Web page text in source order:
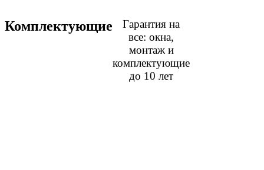
Комплектующие
Гарантия на
все: окна,
монтаж и
комплектующие
до 10 лет